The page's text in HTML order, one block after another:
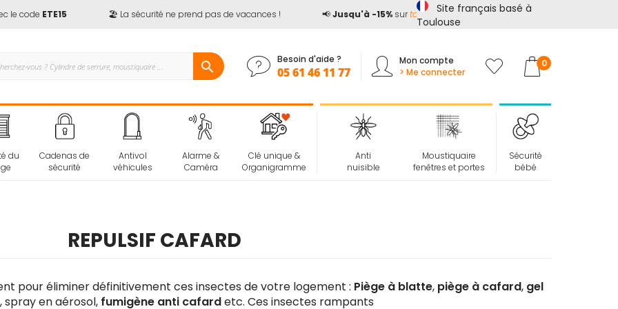
codeETE15 🏖️ La sécurité ne prend pas de vacances ! Jusqu'à -15%sur tout le site*avec le code ETE15
Site français basé à
Toulouse
Besoin d'aide ?
05 61 46 11 77
Mon compte
> Me connecter
Mon panier
0
du
Cadenas de
sécurité
Antivol
véhicules
Alarme &
Caméra
Clé unique &
Organigramme
Anti
nuisible
Moustiquaire
fenêtres et portes
Sécurité
bébé
REPULSIF CAFARD
pour éliminer définitivement ces insectes de votre logement : Piège à blatte, piège à cafard, gel
, spray en aérosol, fumigène anti cafardetc. Ces insectes rampants